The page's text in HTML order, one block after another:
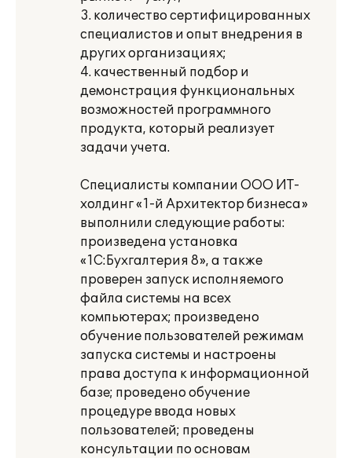
3. количество сертифицированных
специалистов и опыт внедрения в
других организациях;
4. качественный подбор и
демонстрация функциональных
возможностей программного
продукта, который реализует
задачи учета.
Специалисты компании ООО ИТ-
холдинг «1-й Архитектор бизнеса»
выполнили следующие работы:
произведена установка
«1С:Бухгалтерия 8», а также
проверен запуск исполняемого
файла системы на всех
компьютерах; произведено
обучение пользователей режимам
запуска системы и настроены
права доступа к информационной
базе; проведено обучение
процедуре ввода новых
пользователей; проведены
консультации по основам